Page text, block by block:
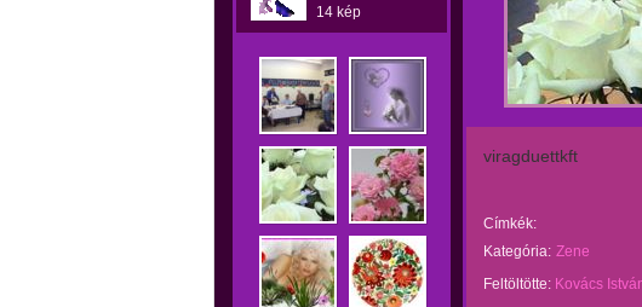
14 kép
viragduettkft
Címkék:
Kategória: Zene
Feltöltötte: Kovács